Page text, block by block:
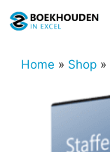
naar
inhoudHome » Shop »